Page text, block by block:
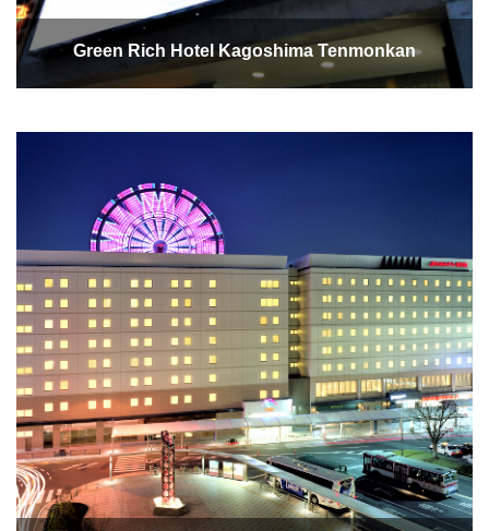
Green Rich Hotel Kagoshima Tenmonkan